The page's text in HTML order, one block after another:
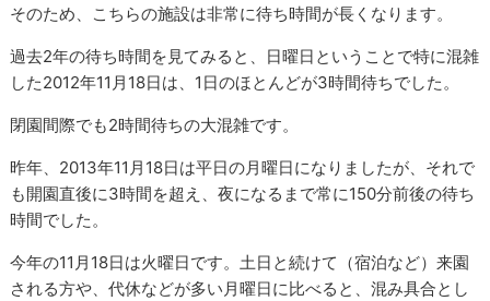
そのため、こちらの施設は非常に待ち時間が長くなります。
過去2年の待ち時間を見てみると、日曜日ということで特に混雑
した2012年11月18日は、1日のほとんどが3時間待ちでした。
閉園間際でも2時間待ちの大混雑です。
昨年、2013年11月18日は平日の月曜日になりましたが、それで
も開園直後に3時間を超え、夜になるまで常に150分前後の待ち
時間でした。
今年の11月18日は火曜日です。土日と続けて（宿泊など）来園
される方や、代休などが多い月曜日に比べると、混み具合とし